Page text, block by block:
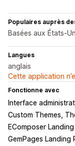
Populaires auprès
Basées aux États-
Langues
anglais
Cette application
Fonctionne avec
Interface
Custom Themes,
EComposer
GemPages Landing